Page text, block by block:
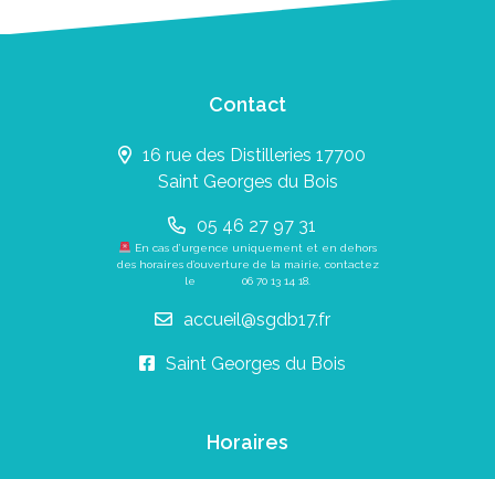
Contact
16 rue des Distilleries 17700
Saint Georges du Bois
05 46 27 97 31
En cas d’urgence uniquement et en dehors
des horaires d’ouverture de la mairie, contactez
le 06 70 13 14 18.
accueil@sgdb17.fr
Saint Georges du Bois
Horaires